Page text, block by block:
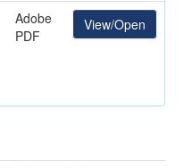
Adobe
PDF
View/Open